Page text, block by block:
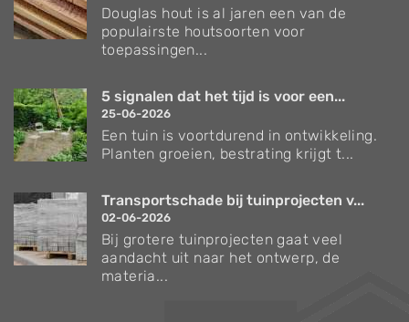
Douglas hout is al jaren een van de
populairste houtsoorten voor
toepassingen...
5 signalen dat het tijd is voor een...
25-06-2026
Een tuin is voortdurend in ontwikkeling.
Planten groeien, bestrating krijgt t...
Transportschade bij tuinprojecten v...
02-06-2026
Bij grotere tuinprojecten gaat veel
aandacht uit naar het ontwerp, de
materia...